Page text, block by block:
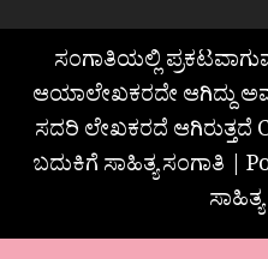
ಸಂಗಾತಿಯಲ್ಲಿ
ಆಯಾಲೇಖಕರದೇ ಆಗಿದ್ದು
ಸದರಿ ಲೇಖಕರದೆ ಆಗಿರುತ್ತದೆ
ಬದುಕಿಗೆ ಸಾಹಿತ್ಯ ಸಂಗಾತಿ |